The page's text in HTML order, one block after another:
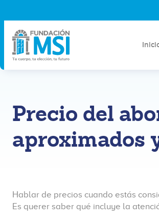
Precio del
aproximados
Hablar de precios cuando estás
Es querer saber qué incluye la